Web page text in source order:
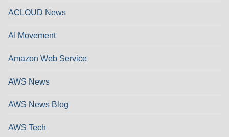
ACLOUD News
AI Movement
Amazon Web Service
AWS News
AWS News Blog
AWS Tech